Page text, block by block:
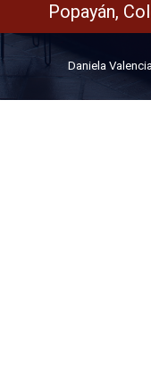
Popayán,
Daniela